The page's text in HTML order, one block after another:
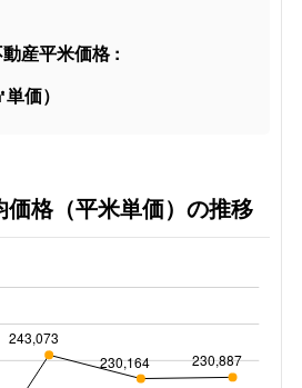
産平米価格 :
価）
価格（平米単価）の推移
243,073
230,164
230,887